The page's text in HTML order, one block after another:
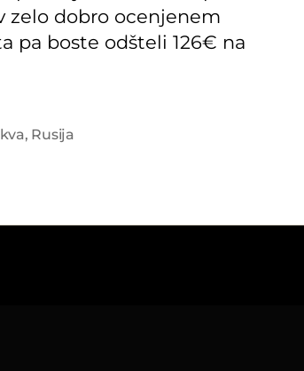
zelo dobro ocenjenem
pa boste odšteli 126€ na
, Rusija